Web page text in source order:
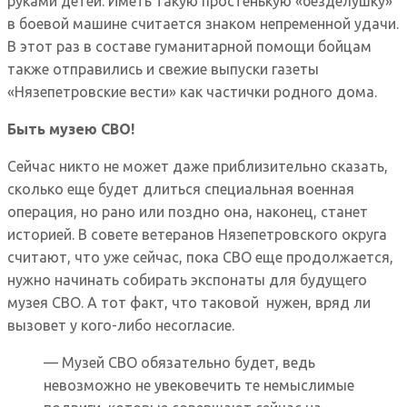
в боевой машине считается знаком непременной удачи.
В этот раз в составе гуманитарной помощи бойцам
также отправились и свежие выпуски газеты
«Нязепетровские вести» как частички родного дома.
Быть музею СВО!
Сейчас никто не может даже приблизительно сказать,
сколько еще будет длиться специальная военная
операция, но рано или поздно она, наконец, станет
историей. В совете ветеранов Нязепетровского округа
считают, что уже сейчас, пока СВО еще продолжается,
нужно начинать собирать экспонаты для будущего
музея СВО. А тот факт, что таковой нужен, вряд ли
вызовет у кого-либо несогласие.
— Музей СВО обязательно будет, ведь
невозможно не увековечить те немыслимые